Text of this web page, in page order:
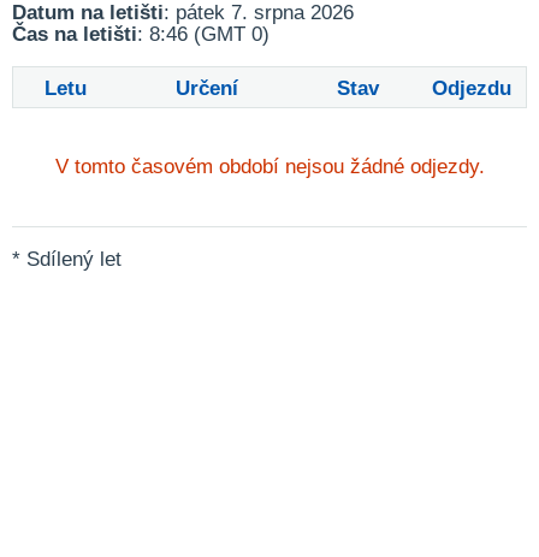
Datum na letišti: pátek 7. srpna 2026
Čas na letišti: 8:46 (GMT 0)
Letu Určení Stav Odjezdu
V tomto časovém období nejsou žádné odjezdy.
* Sdílený let